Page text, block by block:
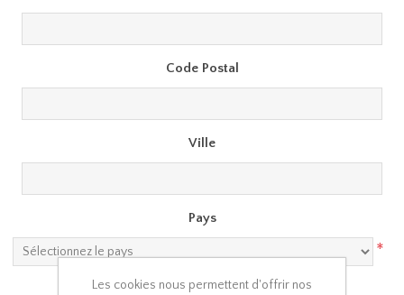
Code Postal
Ville
Pays
*
Les cookies nous permettent d'offrir nos